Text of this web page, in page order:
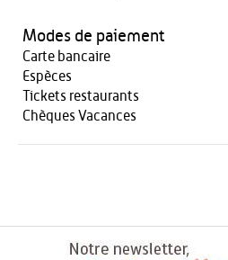
Modes de paiement
Carte bancaire
Espèces
Tickets restaurants
Chèques Vacances